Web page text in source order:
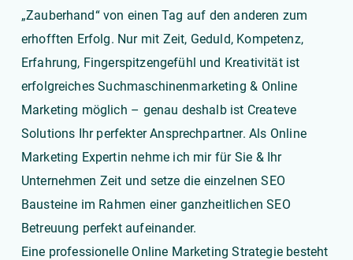
„Zauberhand“ von einen Tag auf den anderen zum
erhofften Erfolg. Nur mit Zeit, Geduld, Kompetenz,
Erfahrung, Fingerspitzengefühl und Kreativität ist
erfolgreiches Suchmaschinenmarketing & Online
Marketing möglich – genau deshalb ist Createve
Solutions Ihr perfekter Ansprechpartner. Als Online
Marketing Expertin nehme ich mir für Sie & Ihr
Unternehmen Zeit und setze die einzelnen SEO
Bausteine im Rahmen einer ganzheitlichen SEO
Betreuung perfekt aufeinander.
Eine professionelle Online Marketing Strategie besteht